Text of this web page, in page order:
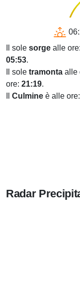
Il sole sorge alle ore:
05:53.
Il sole tramonta alle
ore: 21:19.
Culmine è alle ore:
Radar